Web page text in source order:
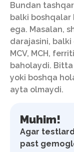
Bundan
balki boshqalar
ega. Masalan,
darajasini,
MCV, MCH,
baholaydi. Bitta
yoki boshqa
ayta olmaydi.
Muhim!
Agar
past